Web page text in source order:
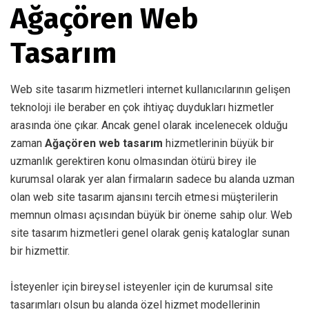
Ağaçören Web
Tasarım
Web site tasarım hizmetleri internet kullanıcılarının gelişen
teknoloji ile beraber en çok ihtiyaç duydukları hizmetler
arasında öne çıkar. Ancak genel olarak incelenecek olduğu
zaman Ağaçören web tasarım hizmetlerinin büyük bir
uzmanlık gerektiren konu olmasından ötürü birey ile
kurumsal olarak yer alan firmaların sadece bu alanda uzman
olan web site tasarım ajansını tercih etmesi müşterilerin
memnun olması açısından büyük bir öneme sahip olur. Web
site tasarım hizmetleri genel olarak geniş kataloglar sunan
bir hizmettir.
İsteyenler için bireysel isteyenler için de kurumsal site
tasarımları olsun bu alanda özel hizmet modellerinin